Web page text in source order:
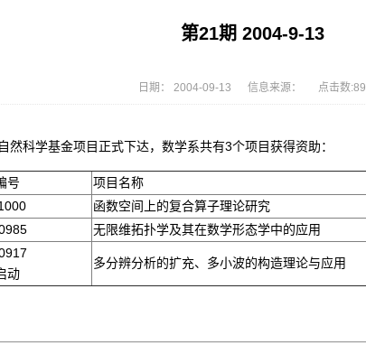
第21期 2004-9-13
日期： 2004-09-13 信息来源： 点击数:89
然科学基金项目正式下达，数学系共有3个项目获得资助：
号 项目名称
函数空间上的复合算子理论研究
无限维拓扑学及其在数学形态学中的应用
动
多分辨分析的扩充、多小波的构造理论与应用